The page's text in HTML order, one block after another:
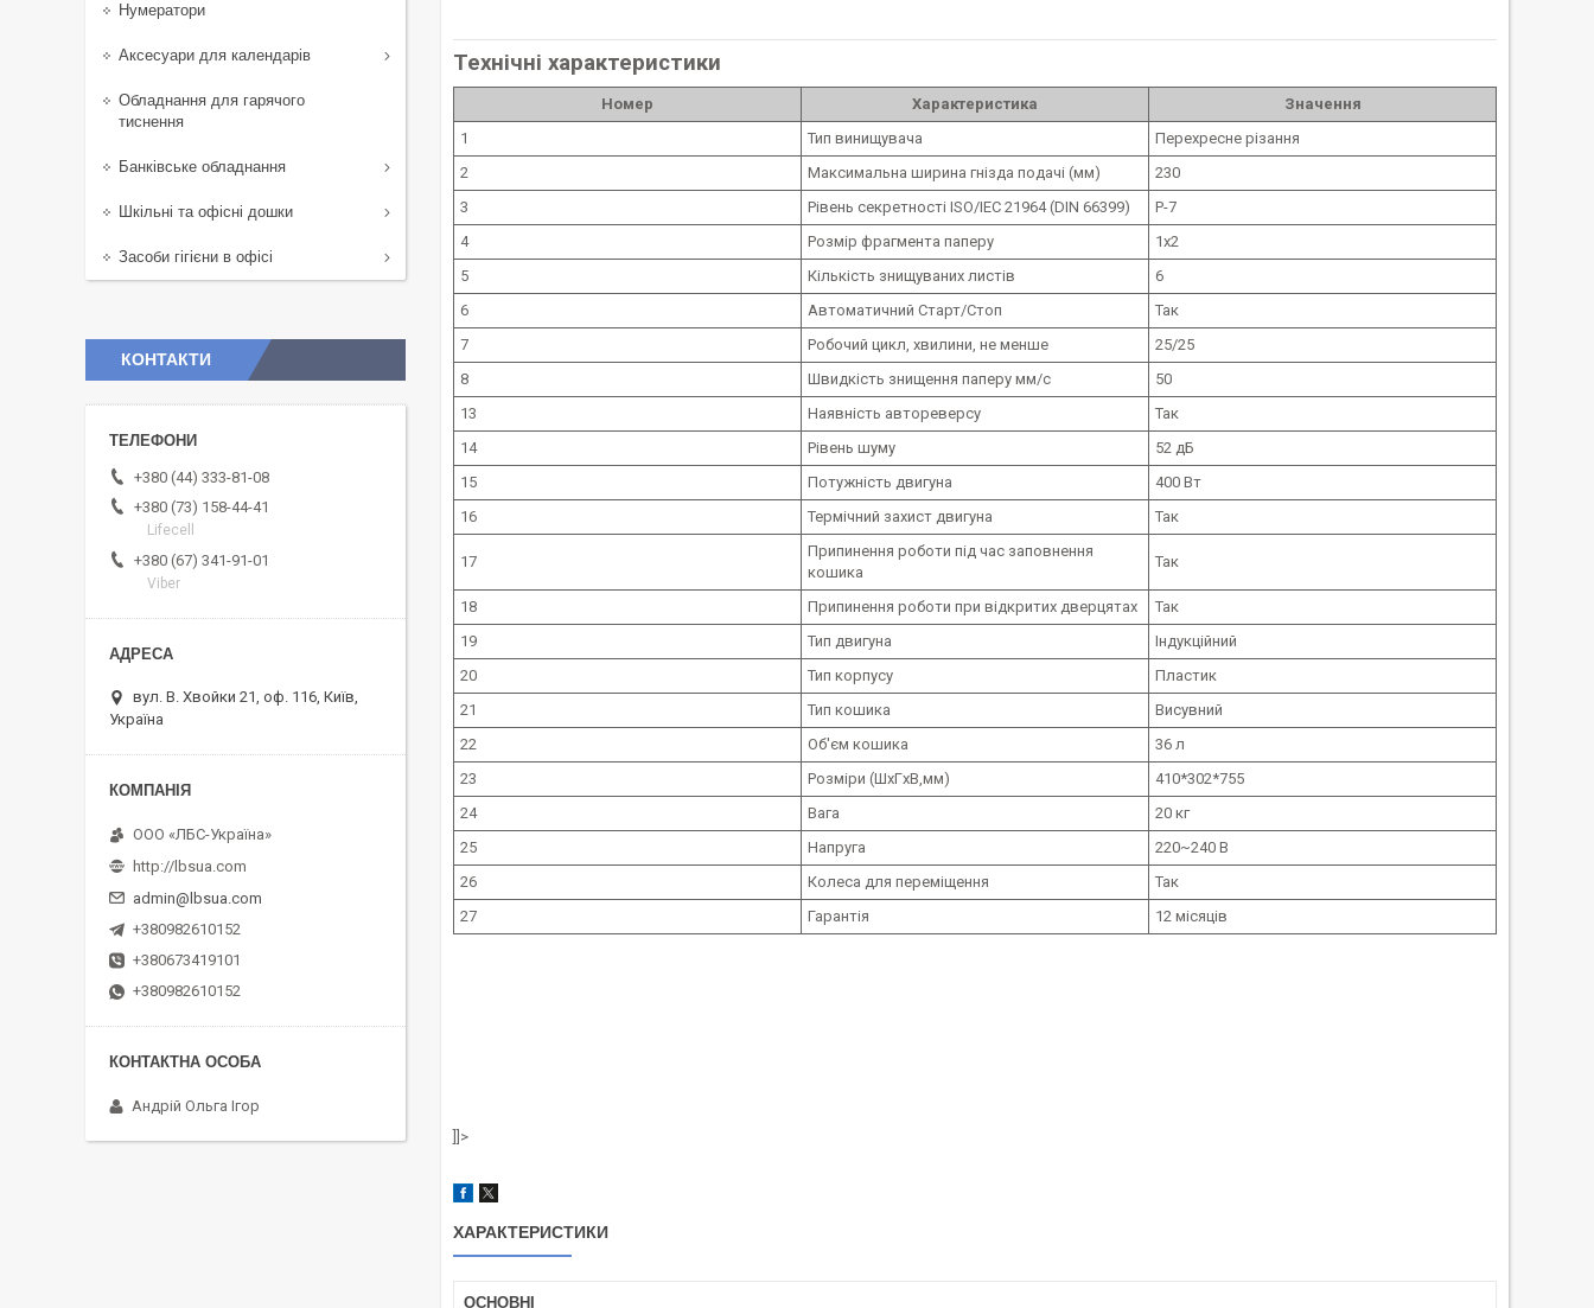
Технічні характеристики
Номер Характеристика
Значення
1
Тип винищувача
Перехресне різання
2
Максимальна ширина гнізда подачі (мм)
230
3
Рівень секретності ISO/IEC 21964 (DIN 66399)
P-7
4
Розмір фрагмента паперу
1x2
5
Кількість знищуваних листів
6
6
Автоматичний Старт/Стоп
Так
7
Робочий цикл, хвилини, не менше
25/25
8
Швидкість знищення паперу мм/с
50
13
Наявність автореверсу
Так
14
Рівень шуму
52 дБ
15
Потужність двигуна
400 Вт
16
Термічний захист двигуна Так
17
Припинення роботи під час заповнення
кошика
Так
18 Припинення роботи при відкритих дверцятах
Так
19
Тип двигуна
Індукційний
20
Тип корпусу
Пластик
21
Тип кошика
Висувний
22
Об'єм кошика
36 л
23
Розміри (ШxГxВ,мм)
410*302*755
24
Вага
20 кг
25
Напруга
220~240 В
26
Колеса для переміщення
Так
27
Гарантія 12 місяців
]]>
ХАРАКТЕРИСТИКИ
ОСНОВНІ
Нумератори
Аксесуари для календарів
Обладнання для гарячого
тиснення
Банківське обладнання
Шкільні та офісні дошки
Засоби гігієни в офісі
КОНТАКТИ
+380 (44) 333-81-08
+380 (73) 158-44-41
Lifecell
+380 (67) 341-91-01
Viber
вул. В. Хвойки 21, оф. 116, Київ,
Україна
ООО «ЛБС-Україна»
http://lbsua.com
admin@lbsua.com
+380982610152
+380673419101
+380982610152
Андрій Ольга Ігор